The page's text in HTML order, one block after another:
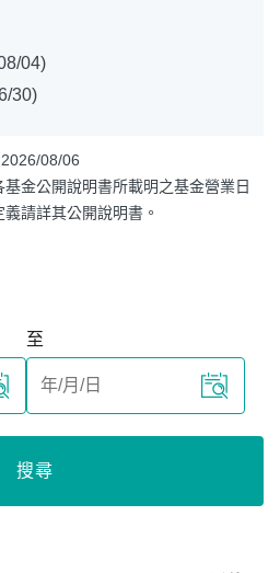
04)
30)
08/06
金公開說明書所載明之基金營業日
請詳其公開說明書。
至
搜尋